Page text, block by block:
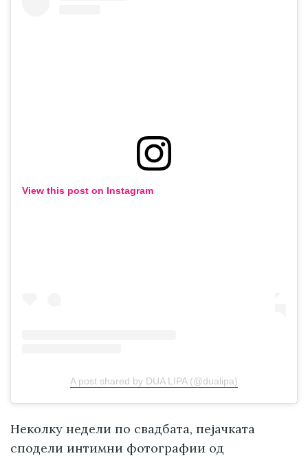
View this post on Instagram
A post shared by DUA LIPA (@dualipa)
Неколку недели по свадбата, пејачката
сподели интимни фотографии од